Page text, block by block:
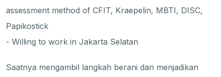
assessment method of CFIT, Kraepelin, MBTI, DISC,
Papikostick
- Willing to work in Jakarta Selatan
Saatnya mengambil langkah berani dan menjadikan